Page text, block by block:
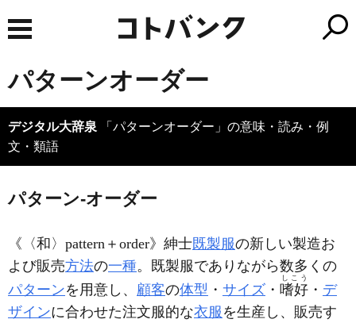
パターンオーダー
デジタル大辞泉
文・類語
パターン‐オーダー
《〈和〉pattern＋order》紳士既製服の新しい製造お
よび販売方法の一種。既製服でありながら数多くの
パターンを用意し、 顧客の体型 ・ サイズ ・ 嗜好
しこう
・ デ
ザインに合わせた注文服的な衣服 を生産し、販売す